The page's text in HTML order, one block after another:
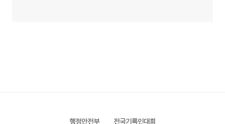
행정안전부 전국기록인대회